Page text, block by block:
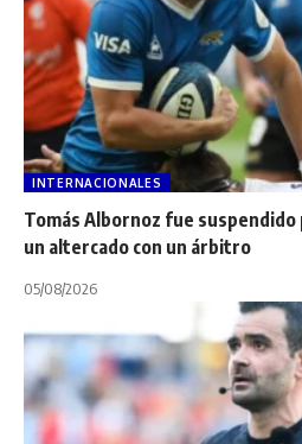
INTERNACIONALES
Tomás Albornoz fue
un altercado con un árbitro
05/08/2026